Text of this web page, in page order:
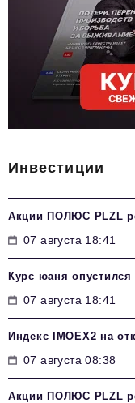
Инвестиции
Акции ПОЛЮС PLZL
07 августа 18:41
Курс юаня опустился
07 августа 18:41
Индекс IMOEX2 на
07 августа 08:38
Акции ПОЛЮС PLZL